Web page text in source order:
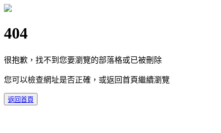
404
很抱歉，找不到您要瀏覽的部落格或已被刪除
您可以檢查網址是否正確，或返回首頁繼續瀏覽
返回首頁